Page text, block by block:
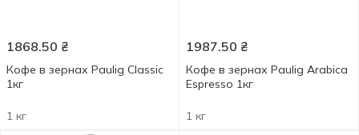
1868.50 ₴
Кофе в зернах Paulig Classic
1кг
1 кг
1987.50 ₴
Кофе в зернах Paulig Arabica
Espresso 1кг
1 кг